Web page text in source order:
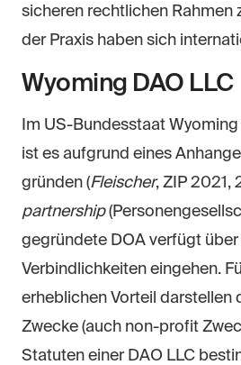
sicheren rechtlichen
der Praxis haben sich
Wyoming DAO LLC
Im US-Bundesstaat
ist es aufgrund eines
gründen (Fleischer, ZIP 2021,
partnership
gegründete DOA verfügt
Verbindlichkeiten eingehen.
erheblichen Vorteil
Zwecke (auch non-profit
Statuten einer DAO LLC